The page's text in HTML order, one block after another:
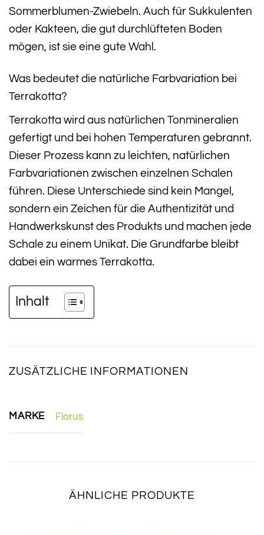
Sommerblumen-Zwiebeln. Auch für Sukkulenten
oder Kakteen, die gut durchlüfteten Boden
mögen, ist sie eine gute Wahl.
Was bedeutet die natürliche Farbvariation bei
Terrakotta?
Terrakotta wird aus natürlichen Tonmineralien
gefertigt und bei hohen Temperaturen gebrannt.
Dieser Prozess kann zu leichten, natürlichen
Farbvariationen zwischen einzelnen Schalen
führen. Diese Unterschiede sind kein Mangel,
sondern ein Zeichen für die Authentizität und
Handwerkskunst des Produkts und machen jede
Schale zu einem Unikat. Die Grundfarbe bleibt
dabei ein warmes Terrakotta.
Inhalt
ZUSÄTZLICHE INFORMATIONEN
MARKE Florus
ÄHNLICHE PRODUKTE